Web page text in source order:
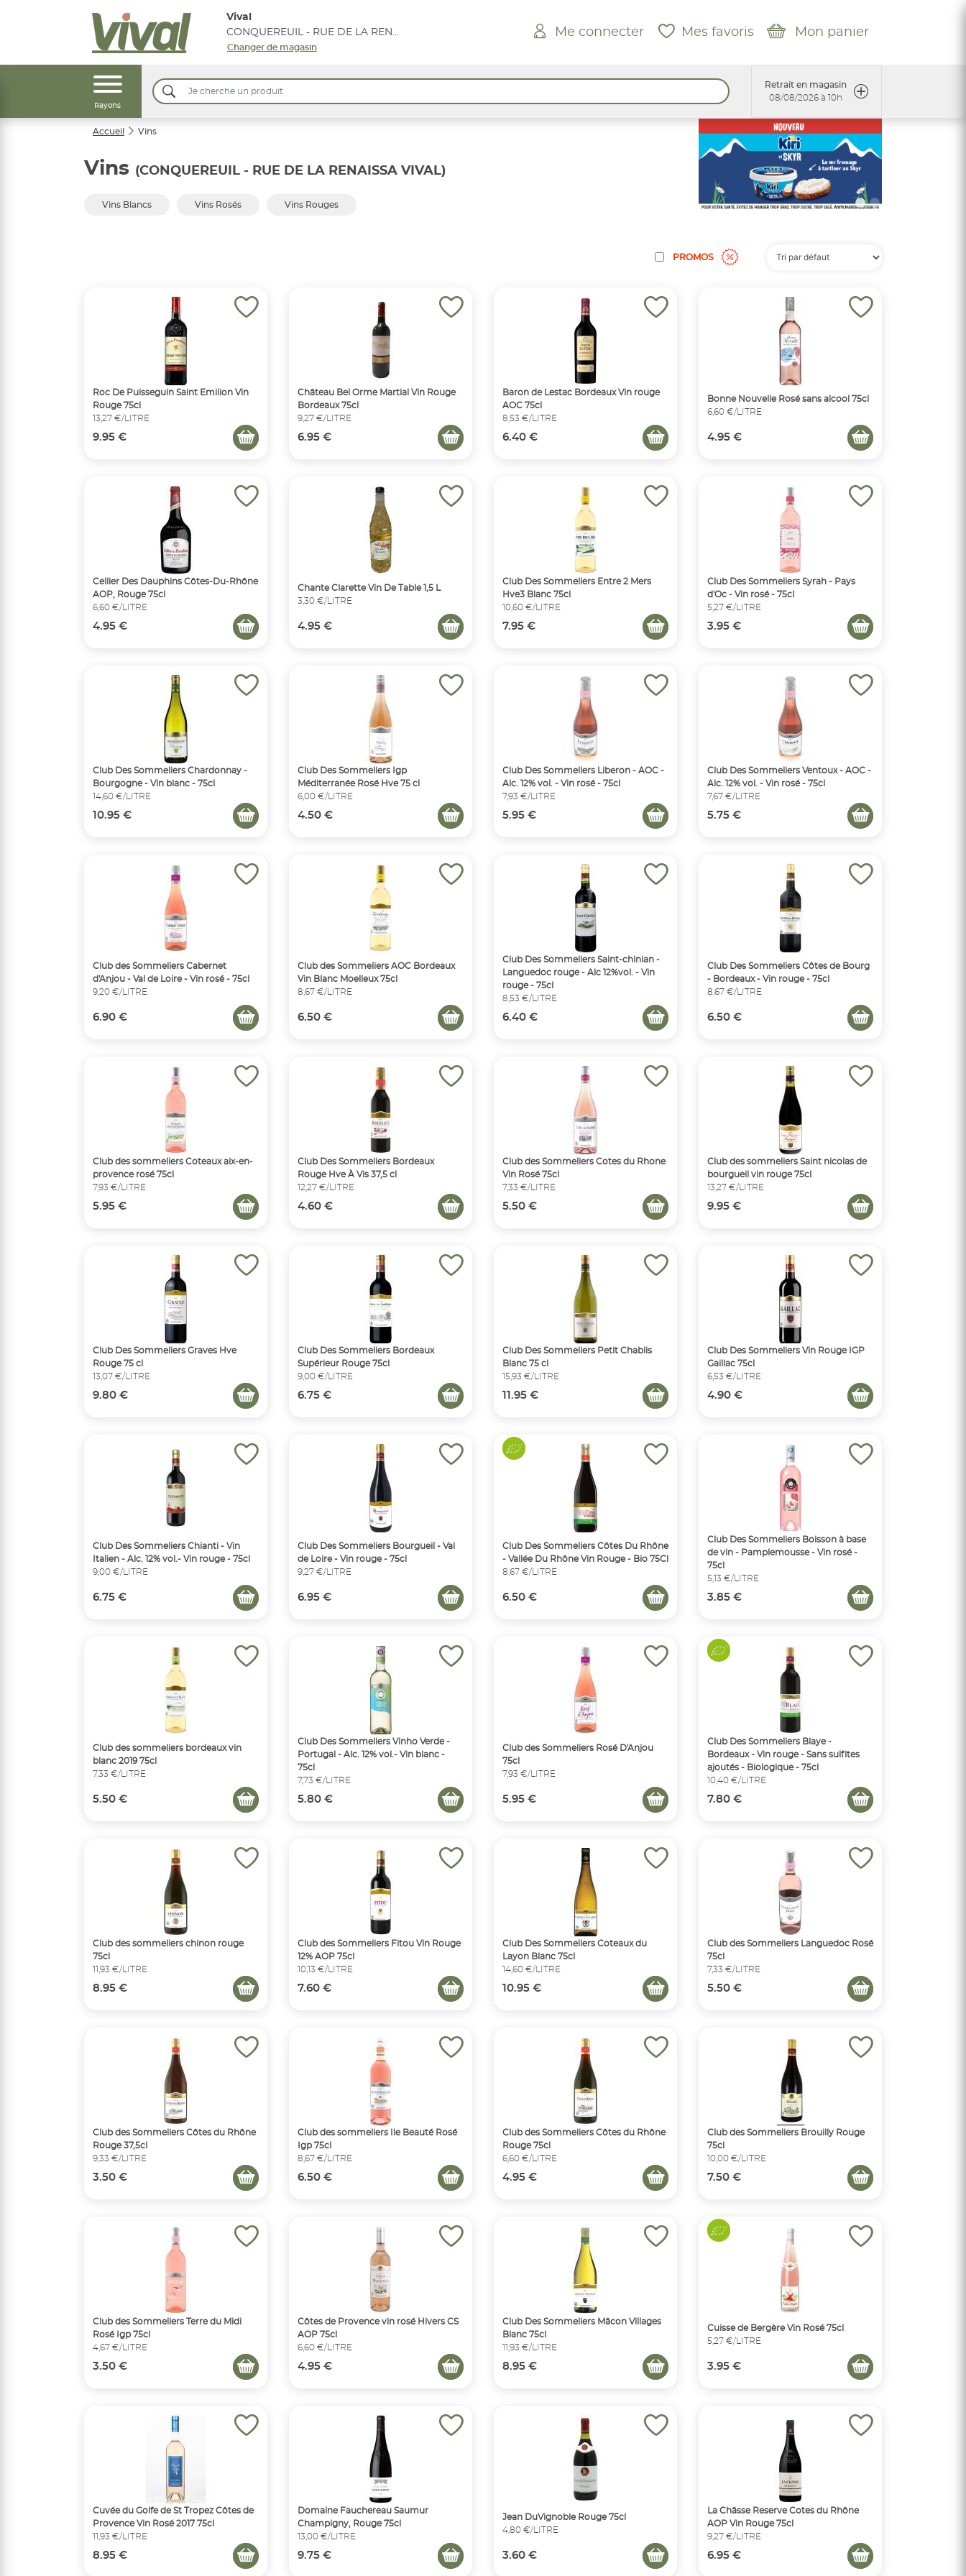
Vival
CONQUEREUIL - RUE DE LA RENAISSA VIVAL
Changer de magasin
Me connecter Mes favoris Mon panier
Rayons
Retrait en magasin
08/08/2026 à 10h
Accueil Vins
Vins (CONQUEREUIL - RUE DE LA RENAISSA VIVAL)
Vins Blancs Vins Rosés Vins Rouges
PROMOS
Roc De Puisseguin Saint Emilion Vin
Rouge 75cl
13,27 €/LITRE
9.95 €
Château Bel Orme Martial Vin Rouge
Bordeaux 75cl
9,27 €/LITRE
6.95 €
Baron de Lestac Bordeaux Vin rouge
AOC 75cl
8,53 €/LITRE
6.40 €
Bonne Nouvelle Rosé sans alcool 75cl
6,60 €/LITRE
4.95 €
Cellier Des Dauphins Côtes-Du-Rhône
AOP, Rouge 75cl
6,60 €/LITRE
4.95 €
Chante Clarette Vin De Table 1,5 L
3,30 €/LITRE
4.95 €
Club Des Sommeliers Entre 2 Mers
Hve3 Blanc 75cl
10,60 €/LITRE
7.95 €
Club Des Sommeliers Syrah - Pays
d'Oc - Vin rosé - 75cl
5,27 €/LITRE
3.95 €
Club Des Sommeliers Chardonnay -
Bourgogne - Vin blanc - 75cl
14,60 €/LITRE
10.95 €
Club Des Sommeliers Igp
Méditerranée Rosé Hve 75 cl
6,00 €/LITRE
4.50 €
Club Des Sommeliers Liberon - AOC -
Alc. 12% vol. - Vin rosé - 75cl
7,93 €/LITRE
5.95 €
Club Des Sommeliers Ventoux - AOC -
Alc. 12% vol. - Vin rosé - 75cl
7,67 €/LITRE
5.75 €
Club des Sommeliers Cabernet
d'Anjou - Val de Loire - Vin rosé - 75cl
9,20 €/LITRE
6.90 €
Club des Sommeliers AOC Bordeaux
Vin Blanc Moelleux 75cl
8,67 €/LITRE
6.50 €
Club Des Sommeliers Saint-chinian -
Languedoc rouge - Alc 12%vol. - Vin
rouge - 75cl
8,53 €/LITRE
6.40 €
Club Des Sommeliers Côtes de Bourg
- Bordeaux - Vin rouge - 75cl
8,67 €/LITRE
6.50 €
Club des sommeliers Coteaux aix-en-
provence rosé 75cl
7,93 €/LITRE
5.95 €
Club Des Sommeliers Bordeaux
Rouge Hve À Vis 37,5 cl
12,27 €/LITRE
4.60 €
Club des Sommeliers Cotes du Rhone
Vin Rosé 75cl
7,33 €/LITRE
5.50 €
Club des sommeliers Saint nicolas de
bourgueil vin rouge 75cl
13,27 €/LITRE
9.95 €
Club Des Sommeliers Graves Hve
Rouge 75 cl
13,07 €/LITRE
9.80 €
Club Des Sommeliers Bordeaux
Supérieur Rouge 75cl
9,00 €/LITRE
6.75 €
Club Des Sommeliers Petit Chablis
Blanc 75 cl
15,93 €/LITRE
11.95 €
Club Des Sommeliers Vin Rouge IGP
Gaillac 75cl
6,53 €/LITRE
4.90 €
Club Des Sommeliers Chianti - Vin
Italien - Alc. 12% vol.- Vin rouge - 75cl
9,00 €/LITRE
6.75 €
Club Des Sommeliers Bourgueil - Val
de Loire - Vin rouge - 75cl
9,27 €/LITRE
6.95 €
Club Des Sommeliers Côtes Du Rhône
- Vallée Du Rhône Vin Rouge - Bio 75Cl
8,67 €/LITRE
6.50 €
Club Des Sommeliers Boisson à base
de vin - Pamplemousse - Vin rosé -
75cl
5,13 €/LITRE
3.85 €
Club des sommeliers bordeaux vin
blanc 2019 75cl
7,33 €/LITRE
5.50 €
Club Des Sommeliers Vinho Verde -
Portugal - Alc. 12% vol.- Vin blanc -
75cl
7,73 €/LITRE
5.80 €
Club des Sommeliers Rosé D'Anjou
75cl
7,93 €/LITRE
5.95 €
Club Des Sommeliers Blaye -
Bordeaux - Vin rouge - Sans sulfites
ajoutés - Biologique - 75cl
10,40 €/LITRE
7.80 €
Club des sommeliers chinon rouge
75cl
11,93 €/LITRE
8.95 €
Club des Sommeliers Fitou Vin Rouge
12% AOP 75cl
10,13 €/LITRE
7.60 €
Club Des Sommeliers Coteaux du
Layon Blanc 75cl
14,60 €/LITRE
10.95 €
Club des Sommeliers Languedoc Rosé
75cl
7,33 €/LITRE
5.50 €
Club des Sommeliers Côtes du Rhône
Rouge 37,5cl
9,33 €/LITRE
3.50 €
Club des sommeliers Ile Beauté Rosé
Igp 75cl
8,67 €/LITRE
6.50 €
Club des Sommeliers Côtes du Rhône
Rouge 75cl
6,60 €/LITRE
4.95 €
Club des Sommeliers Brouilly Rouge
75cl
10,00 €/LITRE
7.50 €
Club des Sommeliers Terre du Midi
Rosé Igp 75cl
4,67 €/LITRE
3.50 €
Côtes de Provence vin rosé Hivers CS
AOP 75cl
6,60 €/LITRE
4.95 €
Club Des Sommeliers Mâcon Villages
Blanc 75cl
11,93 €/LITRE
8.95 €
Cuisse de Bergère Vin Rosé 75cl
5,27 €/LITRE
3.95 €
Cuvée du Golfe de St Tropez Côtes de
Provence Vin Rosé 2017 75cl
11,93 €/LITRE
8.95 €
Domaine Fauchereau Saumur
Champigny, Rouge 75cl
13,00 €/LITRE
9.75 €
Jean DuVignoble Rouge 75cl
4,80 €/LITRE
3.60 €
La Châsse Reserve Cotes du Rhône
AOP Vin Rouge 75cl
9,27 €/LITRE
6.95 €